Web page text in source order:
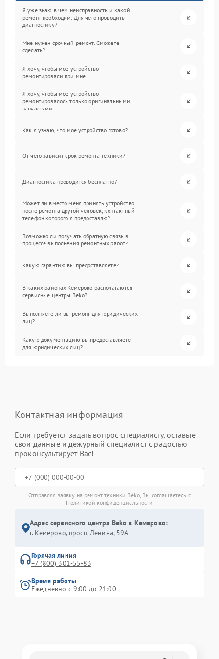
Я уже знаю в чем неисправность и какой
ремонт необходим. Для чего проводить
диагностику?
Мне нужен срочный ремонт. Сможете
сделать?
Я хочу, чтобы мое устройство
ремонтировали при мне.
Я хочу, чтобы мое устройство
ремонтировалось только оригинальными
запчастями.
Как я узнаю, что мое устройство готово?
От чего зависит срок ремонта техники?
Диагностика проводится бесплатно?
Может ли вместо меня принять устройство
после ремонта другой человек, контактный
телефон которого я предоставлю?
Возможно ли получать обратную связь в
процессе выполнения ремонтных работ?
Какую гарантию вы предоставляете?
В каких районах Кемерово располагаются
сервисные центры Beko?
Выполняете ли вы ремонт для юридических
лиц?
Какую документацию вы предоставляете
для юридических лиц?
Контактная информация
Если требуется задать вопрос специалисту, оставьте
свои данные и дежурный специалист с радостью
проконсультирует Вас!
Отправляя заявку на ремонт техники Beko, Вы соглашаетесь с
Политикой конфиденциальности
Адрес сервисного центра Beko в Кемерово:
г. Кемерово, просп. Ленина, 59А
Горячая линия
+7 (800) 301-55-83
Время работы
Ежедневно с 9:00 до 21:00